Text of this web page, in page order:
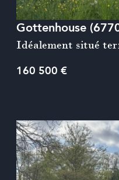
Gottenhouse
Idéalement situé
160 500 €